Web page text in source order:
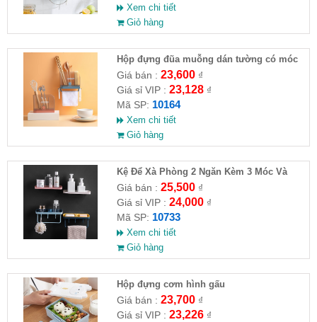
Xem chi tiết
Giỏ hàng
Hộp đựng đũa muỗng dán tường có móc
treo khăn
Giá bán : 23,600₫
Giá sỉ VIP : 23,128₫
Mã SP: 10164
Xem chi tiết
Giỏ hàng
Kệ Để Xà Phòng 2 Ngăn Kèm 3 Móc Và
Thanh Treo Khăn Dán Tường
Giá bán : 25,500₫
Giá sỉ VIP : 24,000₫
Mã SP: 10733
Xem chi tiết
Giỏ hàng
Hộp đựng cơm hình gấu
Giá bán : 23,700₫
Giá sỉ VIP : 23,226₫